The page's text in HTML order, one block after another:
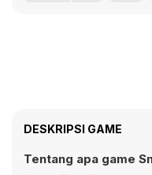
DESKRIPSI GAME
Tentang apa game